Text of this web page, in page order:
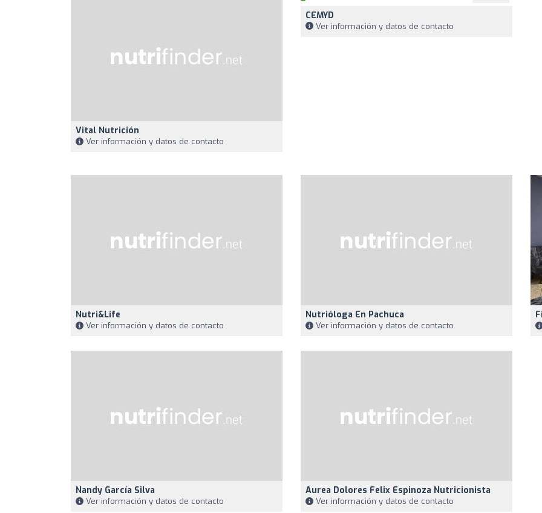
Vital Nutrición
Ver información y datos de contacto
CEMYD
Ver información y datos de contacto
Nutri&Life
Ver información y datos de contacto
Nutrióloga En Pachuca
Ver información y datos de contacto
Nandy García Silva
Ver información y datos de contacto
Aurea Dolores Felix Espinoza Nutricionista
Ver información y datos de contacto